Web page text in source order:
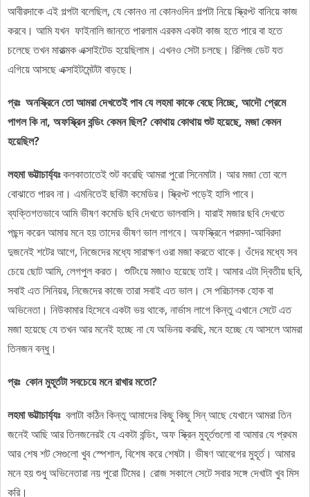
আবীরদাকে এই গল্পটা বলেছিল, যে কোনও না কোনওদিন গল্পটা নিয়ে স্ক্রিপ্ট বানিয়ে কাজ
করবে। আমি যখন ফাইনালি জানতে পারলাম এরকম একটা কাজ হতে পারে বা হতে
চলেছে তখন মারাত্মক এক্সাইটেড হয়েছিলাম। এখনও সেটা চলছে। রিলিজ ডেট যত
এগিয়ে আসছে এক্সাইটমেন্টটা বাড়ছে।
প্রঃ অনস্ক্রিনে তো আমরা দেখতেই পাব যে লহমা কাকে বেছে নিচ্ছে, আদৌ প্রেমে
পাগল কি না, অফস্ক্রিন বন্ডিং কেমন ছিল? কোথায় কোথায় শুট হয়েছে, মজা কেমন
হয়েছিল?
লহমা ভট্টাচার্য্যঃকলকাতাতেই শুট করেছি আমরা পুরো সিনেমাটা। আর মজা তো বলে
বোঝাতে পারব না। এমনিতেই ছবিটা কমেডির। স্ক্রিপ্ট পড়েই হাসি পাবে।
ব্যক্তিগতভাবে আমি ভীষণ কমেডি ছবি দেখতে ভালবাসি। যারাই মজার ছবি দেখতে
পছন্দ করেন আমার মনে হয় তাদের ভীষণ ভাল লাগবে। অফস্ক্রিনে পরমদা-আবিরদা
দুজনেই শটের আগে, নিজেদের মধ্যে সারাক্ষণ ওরা মজা করতে থাকে। ওঁদের মধ্যে সব
চেয়ে ছোট আমি, লেগপুল করত। শুটিংয়ে মজাও হয়েছে তাই। আমার এটা দ্বিতীয় ছবি,
সবাই এত সিনিয়র, নিজেদের কাজে তারা সবাই এত ভাল। সে পরিচালক হোক বা
অভিনেতা। নিউকামার হিসেবে একটা ভয় থাকে, নার্ভাস লাগে কিন্তু এখানে সেটে এত
মজা হয়েছে যে তখন আর মনেই হচ্ছে না যে অভিনয় করছি, মনে হচ্ছে যে আসলে আমরা
তিনজন বন্ধু।
প্রঃ কোন মুহূর্তটা সবচেয়ে মনে রাখার মতো?
লহমা ভট্টাচার্য্যঃ বলাটা কঠিন কিন্তু আমাদের কিছু কিছু সিন্ আছে যেখানে আমরা তিন
জনেই আছি আর তিনজনেরই যে একটা বন্ডিং, অফ স্ক্রিন মুহূর্তগুলো বা আমার যে প্রথম
আর শেষ শট সেগুলো খুব স্পেশাল, বিশেষ করে শেষটা। ভীষণ আবেগের মুহূর্ত। আমার
মনে হয় শুধু অভিনেতারা নয় পুরো টিমের। রোজ সকালে সেটে সবার সঙ্গে দেখাটা খুব মিস
করি।